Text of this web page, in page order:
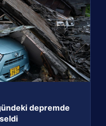
depremde